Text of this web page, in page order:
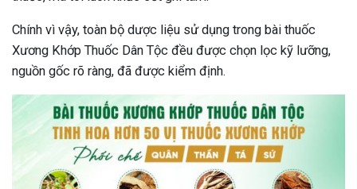
Chính vì vậy, toàn bộ dược liệu sử dụng trong bài thuốc
Xương Khớp Thuốc Dân Tộc đều được chọn lọc kỹ lưỡng,
nguồn gốc rõ ràng, đã được kiểm định.